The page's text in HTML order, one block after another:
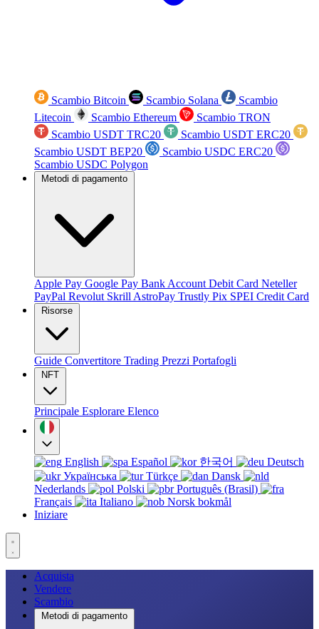
Scambio Bitcoin Scambio Solana
Scambio
Litecoin
Scambio Ethereum
Scambio TRON
Scambio USDT TRC20
Scambio USDT ERC20
Scambio USDT BEP20
Scambio USDC ERC20
Scambio USDC Polygon
Metodi di pagamento
Apple Pay Google Pay Bank Account Debit Card Neteller
PayPal Revolut Skrill AstroPay Trustly Pix SPEI Credit Card
Risorse
Guide Convertitore Trading Prezzi Portafogli
NFT
Principale Esplorare Elenco
English Español 한국어
Deutsch
Українська
Türkçe
Dansk
Nederlands
Polski
Português (Brasil)
Français
Italiano
Norsk bokmål
Iniziare
Acquista
Vendere
Scambio
Metodi di pagamento